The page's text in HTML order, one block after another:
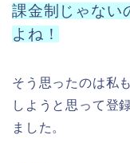
課金制じゃない
よね！
そう思ったのは私
しようと思って登
ました。